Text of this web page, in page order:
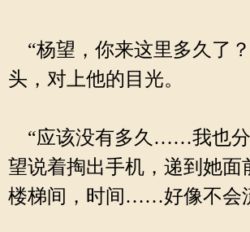
“杨望，你来这里多久了
头，对上他的目光。
“应该没有多久……我也分
望说着掏出手机，递到她面
楼梯间，时间……好像不会